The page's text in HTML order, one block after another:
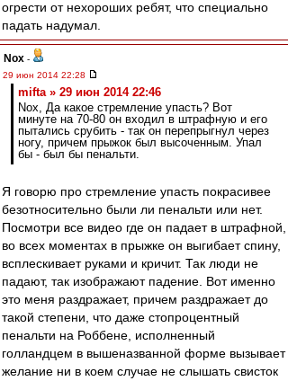
огрести от нехороших ребят, что специально
падать надумал.
Nox -
29 июн 2014 22:28
mifta » 29 июн 2014 22:46
Nox, Да какое стремление упасть? Вот
минуте на 70-80 он входил в штрафную и его
пытались срубить - так он перепрыгнул через
ногу, причем прыжок был высоченным. Упал
бы - был бы пенальти.
Я говорю про стремление упасть покрасивее
безотносительно были ли пенальти или нет.
Посмотри все видео где он падает в штрафной,
во всех моментах в прыжке он выгибает спину,
всплескивает руками и кричит. Так люди не
падают, так изображают падение. Вот именно
это меня раздражает, причем раздражает до
такой степени, что даже стопроцентный
пенальти на Роббене, исполненный
голландцем в вышеназванной форме вызывает
желание ни в коем случае не слышать свисток